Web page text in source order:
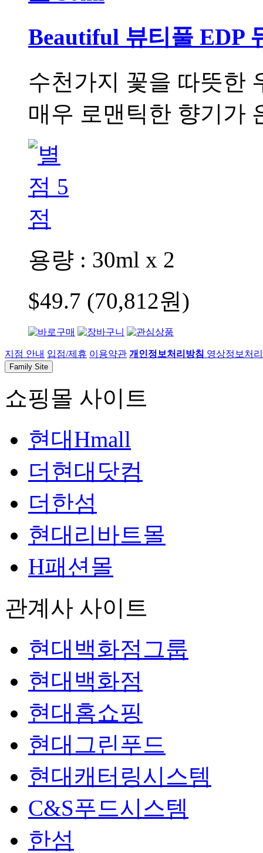
Beautiful 뷰티풀 EDP
수천가지 꽃을 따뜻한
매우 로맨틱한 향기가
용량 : 30ml x 2
$49.7 (70,812원)
지점 안내 입점/제휴 이용약관 개인정보처리방침 영상정보처
Family Site
쇼핑몰 사이트
현대Hmall
더현대닷컴
더한섬
현대리바트몰
H패션몰
관계사 사이트
현대백화점그룹
현대백화점
현대홈쇼핑
현대그린푸드
현대캐터링시스템
C&S푸드시스템
한섬